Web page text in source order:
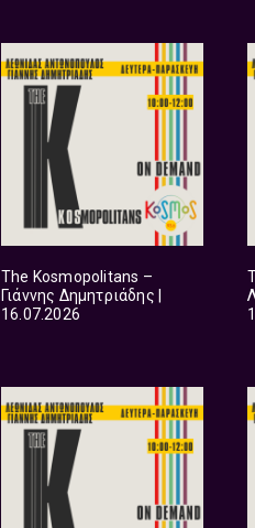
The Kosmopolitans –
Γιάννης Δημητριάδης |
16.07.2026